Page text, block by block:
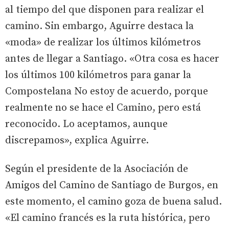
al tiempo del que disponen para realizar el
camino. Sin embargo, Aguirre destaca la
«moda» de realizar los últimos kilómetros
antes de llegar a Santiago. «Otra cosa es hacer
los últimos 100 kilómetros para ganar la
Compostelana No estoy de acuerdo, porque
realmente no se hace el Camino, pero está
reconocido. Lo aceptamos, aunque
discrepamos», explica Aguirre.
Según el presidente de la Asociación de
Amigos del Camino de Santiago de Burgos, en
este momento, el camino goza de buena salud.
«El camino francés es la ruta histórica, pero